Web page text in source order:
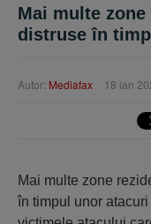
Mai multe
distruse în
Autor: Mediafax 18 ian
Mai multe zone
în timpul unor